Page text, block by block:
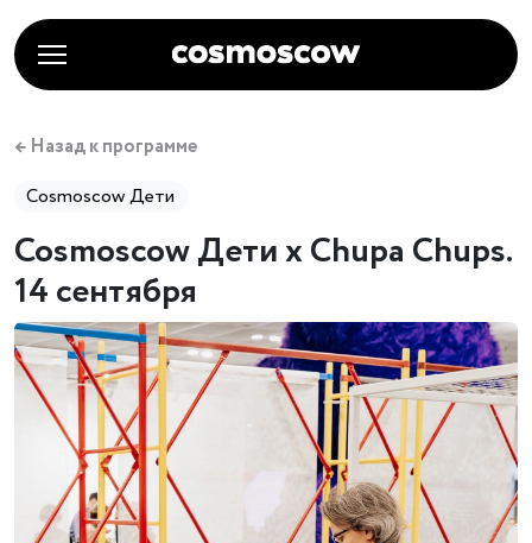
← Назад к программе
Cosmoscow Дети
Cosmoscow Дети x Chupa Chups.
14 сентября